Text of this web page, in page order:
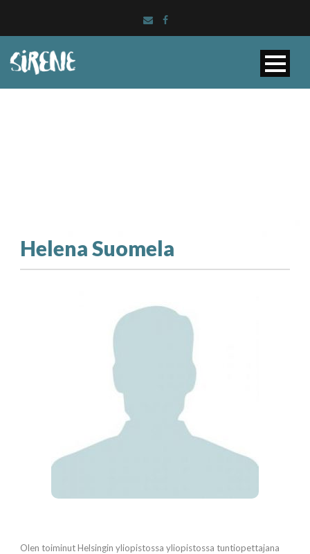
Helena Suomela
Olen toiminut Helsingin yliopistossa yliopistossa tuntiopettajana